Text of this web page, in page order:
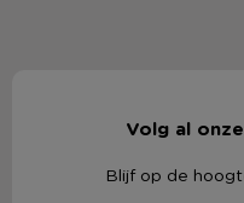
Volg al
Blijf op de